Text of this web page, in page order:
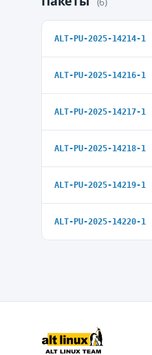
ALT-PU-2025-14214-1
ALT-PU-2025-14216-1
ALT-PU-2025-14217-1
ALT-PU-2025-14218-1
ALT-PU-2025-14219-1
ALT-PU-2025-14220-1